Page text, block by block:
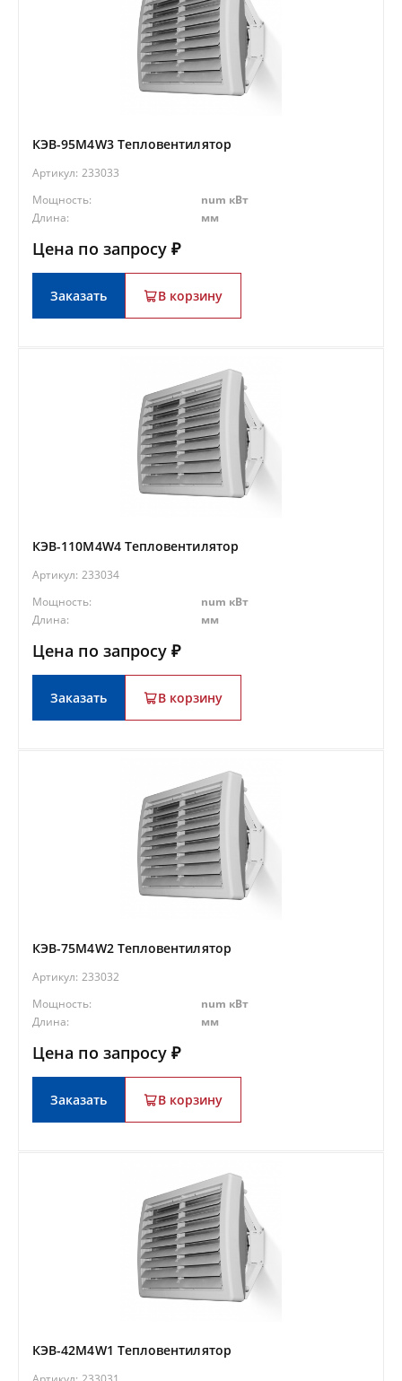
КЭВ-95M4W3 Тепловентилятор
Артикул: 233033
Мощность:
num кВт
Длина:
мм
Цена по запросу ₽
Заказать В корзину
КЭВ-110M4W4 Тепловентилятор
Артикул: 233034
Мощность:
num кВт
Длина:
мм
Цена по запросу ₽
Заказать В корзину
КЭВ-75M4W2 Тепловентилятор
Артикул: 233032
Мощность:
num кВт
Длина:
мм
Цена по запросу ₽
Заказать В корзину
КЭВ-42M4W1 Тепловентилятор